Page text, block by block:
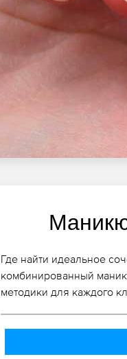
Где найти идеальное
комбинированный
методики для каждого